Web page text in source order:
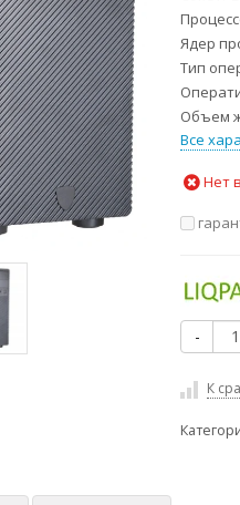
Ядер
Тип
Объем
Все
Нет
-
К